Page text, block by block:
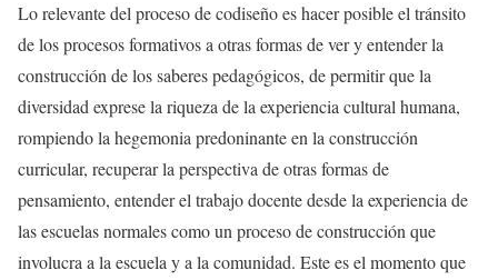
Lo relevante del proceso de codiseño es hacer posible el tránsito
de los procesos formativos a otras formas de ver y entender la
construcción de los saberes pedagógicos, de permitir que la
diversidad exprese la riqueza de la experiencia cultural humana,
rompiendo la hegemonia predoninante en la construcción
curricular, recuperar la perspectiva de otras formas de
pensamiento, entender el trabajo docente desde la experiencia de
las escuelas normales como un proceso de construcción que
involucra a la escuela y a la comunidad. Este es el momento que